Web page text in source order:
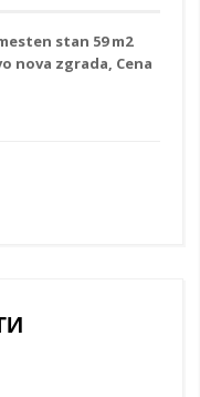
stan 59 m2
nova zgrada, Cena